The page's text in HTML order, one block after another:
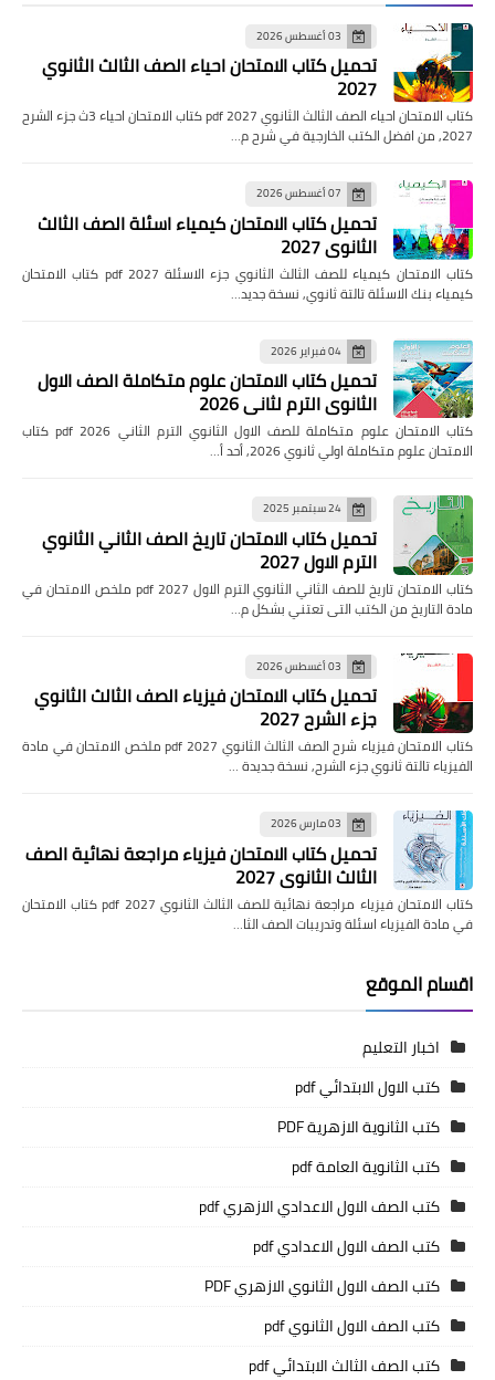
03 أغسطس 2026
تحميل كتاب الامتحان احياء الصف الثالث الثانوي
2027
كتاب الامتحان احياء الصف الثالث الثانوي pdf 2027 كتاب الامتحان احياء 3ث جزء الشرح
2027, من افضل الكتب الخارجية في شرح م…
07 أغسطس 2026
تحميل كتاب الامتحان كيمياء اسئلة الصف الثالث
الثانوي 2027
كتاب الامتحان كيمياء للصف الثالث الثانوي جزء الاسئلة pdf 2027 كتاب الامتحان
كيمياء بنك الاسئلة تالتة ثانوي, نسخة جديد…
04 فبراير 2026
تحميل كتاب الامتحان علوم متكاملة الصف الاول
الثانوي الترم لثاني 2026
كتاب الامتحان علوم متكاملة للصف الاول الثانوي الترم الثاني pdf 2026 كتاب
الامتحان علوم متكاملة اولي ثانوي 2026, أحد أ…
24 سبتمبر 2025
تحميل كتاب الامتحان تاريخ الصف الثاني الثانوي
الترم الاول 2027
كتاب الامتحان تاريخ للصف الثاني الثانوي الترم الاول pdf 2027 ملخص الامتحان في
مادة التاريخ من الكتب التى تعتني بشكل م…
03 أغسطس 2026
تحميل كتاب الامتحان فيزياء الصف الثالث الثانوي
جزء الشرح 2027
كتاب الامتحان فيزياء شرح الصف الثالث الثانوي pdf 2027 ملخص الامتحان في مادة
الفيزياء تالتة ثانوي جزء الشرح, نسخة جديدة …
03 مارس 2026
تحميل كتاب الامتحان فيزياء مراجعة نهائية الصف
الثالث الثانوي 2027
كتاب الامتحان فيزياء مراجعة نهائية للصف الثالث الثانوي pdf 2027 كتاب الامتحان
في مادة الفيزياء اسئلة وتدريبات الصف الثا…
اقسام الموقع
اخبار التعليم
كتب الاول الابتدائي pdf
كتب الثانوية الازهرية PDF
كتب الثانوية العامة pdf
كتب الصف الاول الاعدادي الازهري pdf
كتب الصف الاول الاعدادي pdf
كتب الصف الاول الثانوي الازهري PDF
كتب الصف الاول الثانوي pdf
كتب الصف الثالث الابتدائي pdf